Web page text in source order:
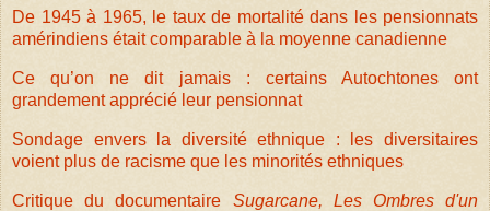
De 1945 à 1965, le taux de mortalité dans les pensionnats
amérindiens était comparable à la moyenne canadienne
Ce qu’on ne dit jamais : certains Autochtones ont
grandement apprécié leur pensionnat
Sondage envers la diversité ethnique : les diversitaires
voient plus de racisme que les minorités ethniques
Critique du documentaire Sugarcane, Les Ombres d'un